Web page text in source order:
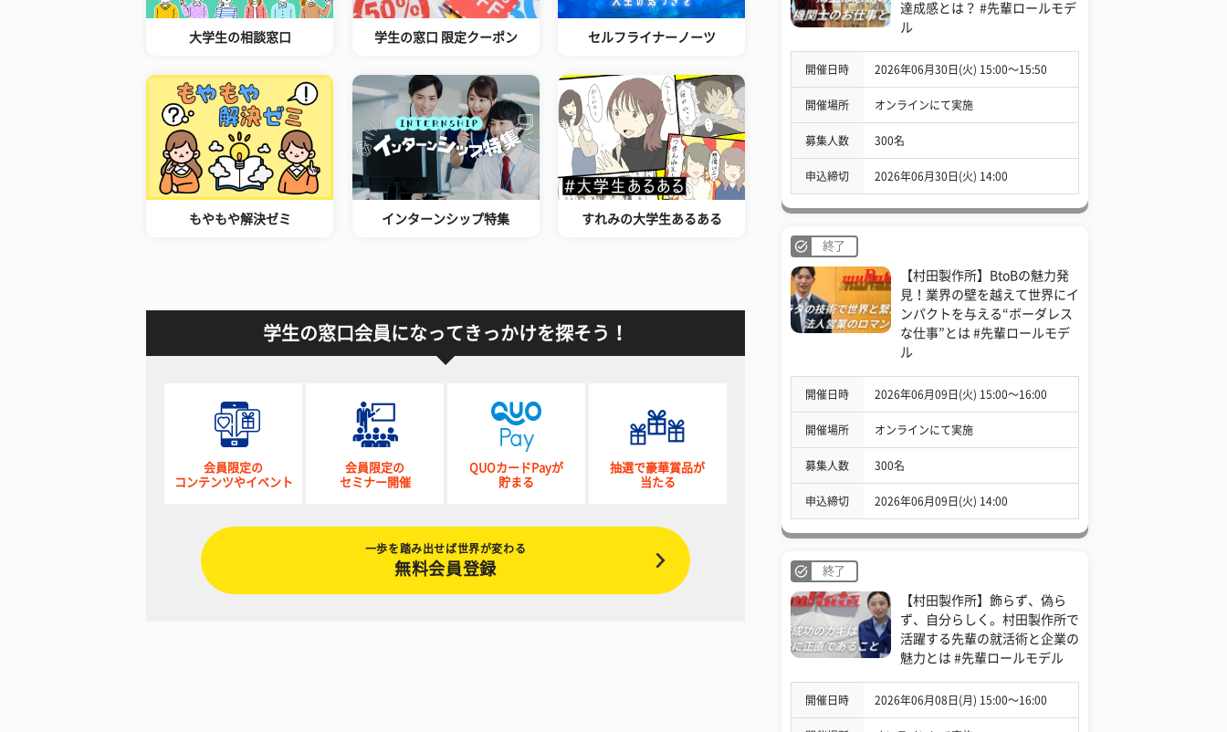
大学生の相談窓口 学生の窓口 限定クーポン セルフライナーノーツ
もやもや解決ゼミ インターンシップ特集 すれみの大学生あるある
学生の窓口会員になってきっかけを探そう！
会員限定の
コンテンツやイベント
会員限定の
セミナー開催
QUOカードPayが
貯まる
抽選で豪華賞品が
当たる
一歩を踏み出せば世界が変わる
無料会員登録
達成感とは？ #先輩ロールモデ
ル
開催日時 2026年06月30日(火) 15:00〜15:50
開催場所 オンラインにて実施
募集人数 300名
申込締切 2026年06月30日(火) 14:00
終了
【村田製作所】BtoBの魅力発
見！業界の壁を越えて世界にイ
ンパクトを与える“ボーダレス
な仕事”とは #先輩ロールモデ
ル
開催日時 2026年06月09日(火) 15:00〜16:00
開催場所 オンラインにて実施
募集人数 300名
申込締切 2026年06月09日(火) 14:00
終了
【村田製作所】飾らず、偽ら
ず、自分らしく。村田製作所で
活躍する先輩の就活術と企業の
魅力とは #先輩ロールモデル
開催日時 2026年06月08日(月) 15:00〜16:00